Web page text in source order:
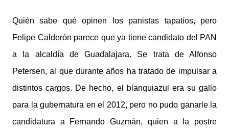
Quién sabe qué opinen los panistas tapatíos, pero
Felipe Calderón parece que ya tiene candidato del PAN
a la alcaldía de Guadalajara. Se trata de Alfonso
Petersen, al que durante años ha tratado de impulsar a
distintos cargos. De hecho, el blanquiazul era su gallo
para la gubernatura en el 2012, pero no pudo ganarle la
candidatura a Fernando Guzmán, quien a la postre